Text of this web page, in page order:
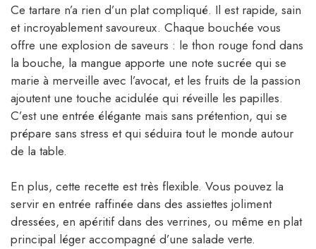
Ce tartare n’a rien d’un plat compliqué. Il est rapide, sain
et incroyablement savoureux. Chaque bouchée vous
offre une explosion de saveurs : le thon rouge fond dans
la bouche, la mangue apporte une note sucrée qui se
marie à merveille avec l’avocat, et les fruits de la passion
ajoutent une touche acidulée qui réveille les papilles.
C’est une entrée élégante mais sans prétention, qui se
prépare sans stress et qui séduira tout le monde autour
de la table.
En plus, cette recette est très flexible. Vous pouvez la
servir en entrée raffinée dans des assiettes joliment
dressées, en apéritif dans des verrines, ou même en plat
principal léger accompagné d’une salade verte.